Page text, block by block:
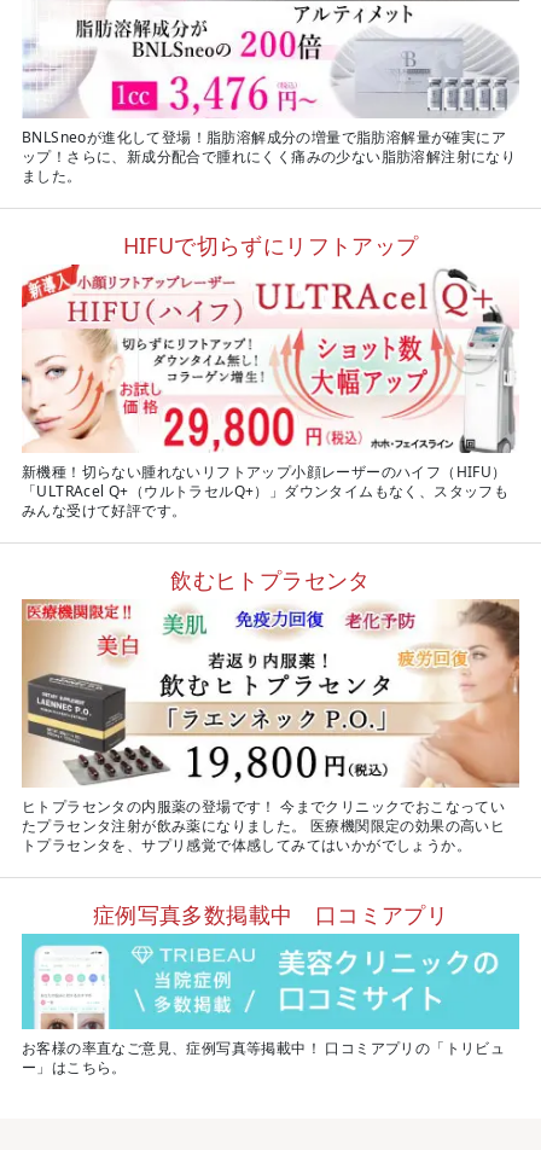
BNLSneoが進化して登場！脂肪溶解成分の増量で脂肪溶解量が確実にア
ップ！さらに、新成分配合で腫れにくく痛みの少ない脂肪溶解注射になり
ました。
HIFUで切らずにリフトアップ
新機種！切らない腫れないリフトアップ小顔レーザーのハイフ（HIFU）
「ULTRAcel Q+（ウルトラセルQ+）」ダウンタイムもなく、スタッフも
みんな受けて好評です。
飲むヒトプラセンタ
ヒトプラセンタの内服薬の登場です！ 今までクリニックでおこなってい
たプラセンタ注射が飲み薬になりました。 医療機関限定の効果の高いヒ
トプラセンタを、サプリ感覚で体感してみてはいかがでしょうか。
症例写真多数掲載中 口コミアプリ
お客様の率直なご意見、症例写真等掲載中！ 口コミアプリの「トリビュ
ー」はこちら。